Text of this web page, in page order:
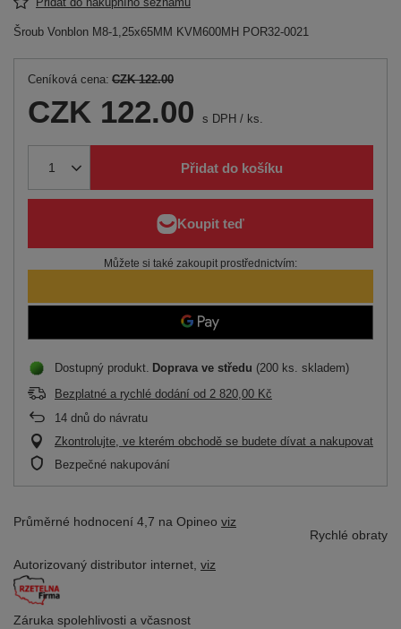
Šroub Vonblon M8-1,25x65MM KVM600MH POR32-0021
Ceníková cena: CZK 122.00
CZK 122.00 s DPH / ks.
Přidat do košíku
Můžete si také zakoupit prostřednictvím:
Dostupný produkt Doprava ve středu (200 ks. skladem)
Bezplatné a rychlé dodání od 2 820,00 Kč
14 dnů do návratu
Zkontrolujte, ve kterém obchodě se budete dívat a nakupovat
Bezpečné nakupování
Průměrné hodnocení 4,7 na Opineo viz
Rychlé obraty
Autorizovaný distributor internet, viz
Záruka spolehlivosti a včasnost